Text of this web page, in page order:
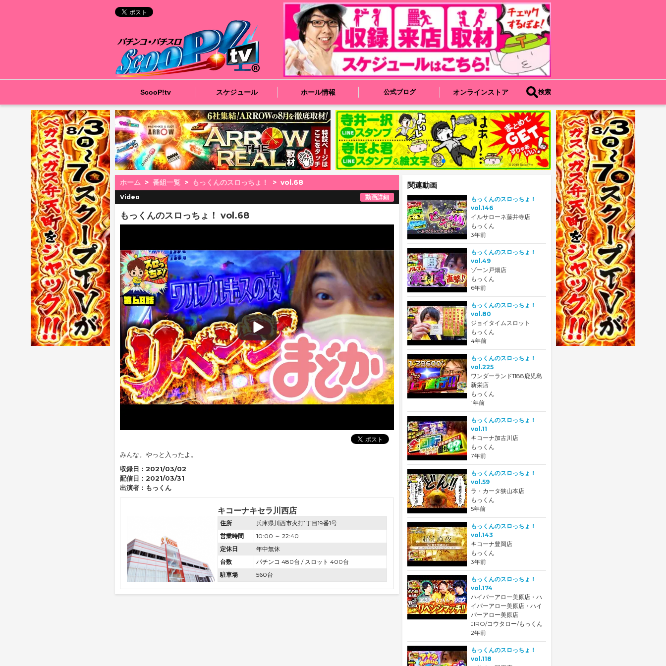
ScooP!tv スケジュール ホール情報 公式ブログ オンラインストア 検索
ホーム 番組一覧 もっくんのスロっちょ！ vol.68
Video 動画詳細
もっくんのスロっちょ！ vol.68
みんな。やっと入ったよ。
収録日： 2021/03/02
配信日： 2021/03/31
出演者： もっくん
キコーナキセラ川西店
住所
兵庫県川西市火打1丁目19番1号
営業時間
10:00 ～ 22:40
定休日
年中無休
台数
パチンコ 480台 / スロット 400台
駐車場
560台
関連動画
もっくんのスロっちょ！
vol.146
イルサローネ藤井寺店
もっくん
3年前
もっくんのスロっちょ！
vol.49
ゾーン戸畑店
もっくん
6年前
もっくんのスロっちょ！
vol.80
ジョイタイムスロット
もっくん
4年前
もっくんのスロっちょ！
vol.225
ワンダーランド1188鹿児島
新栄店
もっくん
1年前
もっくんのスロっちょ！
vol.11
キコーナ加古川店
もっくん
7年前
もっくんのスロっちょ！
vol.59
ラ・カータ狭山本店
もっくん
5年前
もっくんのスロっちょ！
vol.143
キコーナ豊岡店
もっくん
3年前
もっくんのスロっちょ！
vol.174
ハイパーアロー美原店・ハ
イパーアロー美原店・ハイ
パーアロー美原店
JIRO/コウタロー/もっくん
2年前
もっくんのスロっちょ！
vol.118